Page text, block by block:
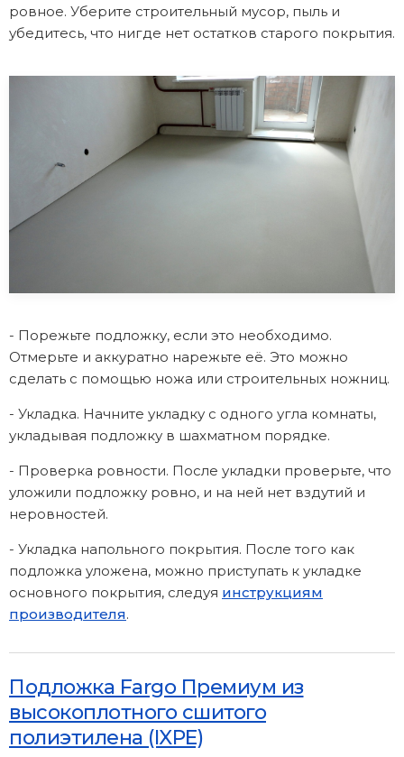
ровное. Уберите строительный мусор, пыль и
убедитесь, что нигде нет остатков старого покрытия.
- Порежьте подложку, если это необходимо.
Отмерьте и аккуратно нарежьте её. Это можно
сделать с помощью ножа или строительных ножниц.
- Укладка. Начните укладку с одного угла комнаты,
укладывая подложку в шахматном порядке.
- Проверка ровности. После укладки проверьте, что
уложили подложку ровно, и на ней нет вздутий и
неровностей.
- Укладка напольного покрытия. После того как
подложка уложена, можно приступать к укладке
основного покрытия, следуя инструкциям
производителя.
Подложка Fargo Премиум из
высокоплотного сшитого
полиэтилена (IXPE)